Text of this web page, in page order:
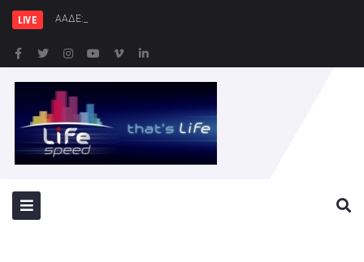
LIVE ΑΑΔΕ: 1.296 φιάλες παράνομου